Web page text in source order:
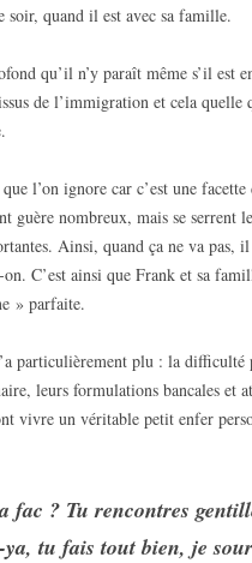
quand il est avec sa famille.
qu’il n’y paraît même s’il est
de l’immigration et cela
l’on ignore car c’est une
guère nombreux, mais se serrent
Ainsi, quand ça ne va pas,
C’est ainsi que Frank et sa
» parfaite.
particulièrement plu : la difficulté
leurs formulations bancales et
vivre un véritable petit enfer
fac ? Tu rencontres
tu fais tout bien, je